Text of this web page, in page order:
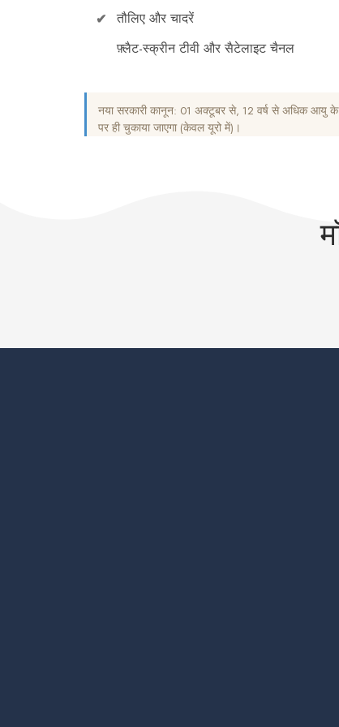
तौलिए और चादरें
फ़्लैट-स्क्रीन टीवी और सैटेलाइट चैनल
नया सरकारी कानून: 01 अक्टूबर से, 12 वर्ष से अधिक आयु के
पर ही चुकाया जाएगा (केवल यूरो में)।